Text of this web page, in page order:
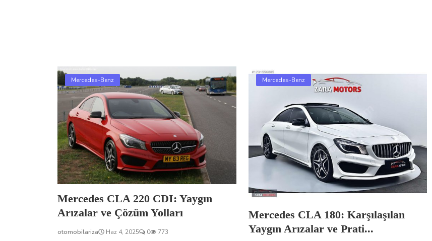
Mercedes-Benz
Mercedes CLA 220 CDI: Yaygın
Arızalar ve Çözüm Yolları
otomobilariza Haz 4, 2025 0 773
Mercedes-Benz
Mercedes CLA 180: Karşılaşılan
Yaygın Arızalar ve Prati...